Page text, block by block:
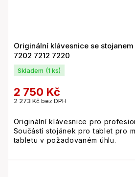
Originální klávesnice se stojanem
7202 7212 7220
Skladem (1 ks)
2 273 Kč bez DPH
2 750 Kč
Originální klávesnice pro
Součástí stojánek pro tablet pro
tabletu v požadovaném úhlu.